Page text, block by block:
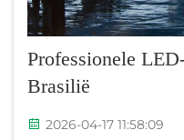
Professionele
Brasilië
2026-04-17 11:58:09